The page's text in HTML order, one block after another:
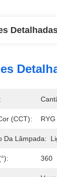
(CCT): RYG
Da Lâmpada:
360